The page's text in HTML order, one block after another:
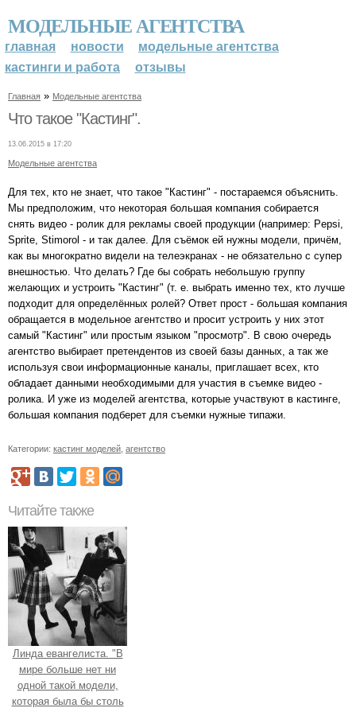
МОДЕЛЬНЫЕ АГЕНТСТВА
главная новости
модельные агентства
кастинги и работа
отзывы
Главная » Модельные агентства
Что такое "Кастинг".
13.06.2015 в 17:20
Модельные агентства
Для тех, кто не знает, что такое "Кастинг" - постараемся объяснить.
Мы предположим, что некоторая большая компания собирается
снять видео - ролик для рекламы своей продукции (например: Pepsi,
Sprite, Stimorol - и так далее. Для съёмок ей нужны модели, причём,
как вы многократно видели на телеэкранах - не обязательно с супер
внешностью. Что делать? Где бы собрать небольшую группу
желающих и устроить "Кастинг" (т. е. выбрать именно тех, кто лучше
подходит для определённых ролей? Ответ прост - большая компания
обращается в модельное агентство и просит устроить у них этот
самый "Кастинг" или простым языком "просмотр". В свою очередь
агентство выбирает претендентов из своей базы данных, а так же
используя свои информационные каналы, приглашает всех, кто
обладает данными необходимыми для участия в съемке видео -
ролика. И уже из моделей агентства, которые участвуют в кастинге,
большая компания подберет для съемки нужные типажи.
Категории: кастинг моделей агентство
Читайте также
Линда евангелиста. "В
мире больше нет ни
одной такой модели,
которая была бы столь